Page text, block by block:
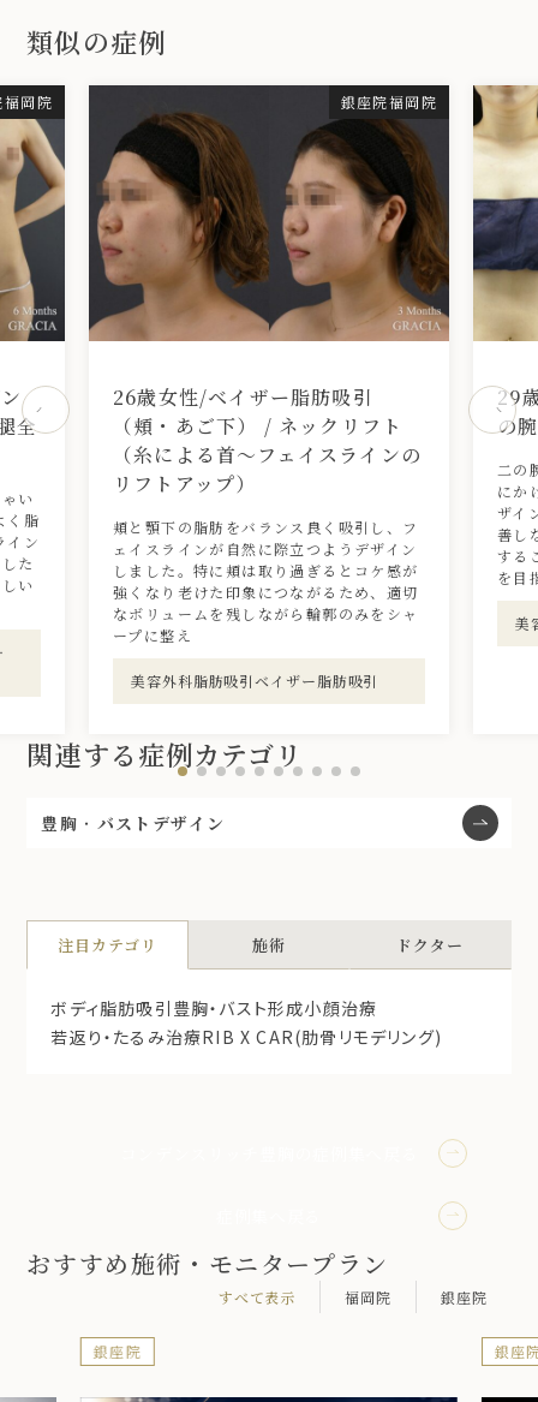
類似の症例
岡院
全
い
く脂
イン
た
い
銀座院福岡院
26歳女性/ベイザー脂肪吸引
（頬・あご下） / ネックリフト
（糸による首〜フェイスラインの
リフトアップ）
頬と顎下の脂肪をバランス良く吸引し、フ
ェイスラインが自然に際立つようデザイン
しました。特に頬は取り過ぎるとコケ感が
強くなり老けた印象につながるため、適切
なボリュームを残しながら輪郭のみをシャ
ープに整え
美容外科脂肪吸引ベイザー脂肪吸引
29
の
二の
にか
ザイ
善し
する
を目
美
関連する症例カテゴリ
豊胸‧バストデザイン
注目カテゴリ 施術 ドクター
ボディ脂肪吸引 豊胸・バスト形成小顔治療
若返り・たるみ治療RIB X CAR(肋骨リモデリング)
おすすめ施術・モニタープラン
すべて表示 福岡院 銀座院
銀座院 銀座